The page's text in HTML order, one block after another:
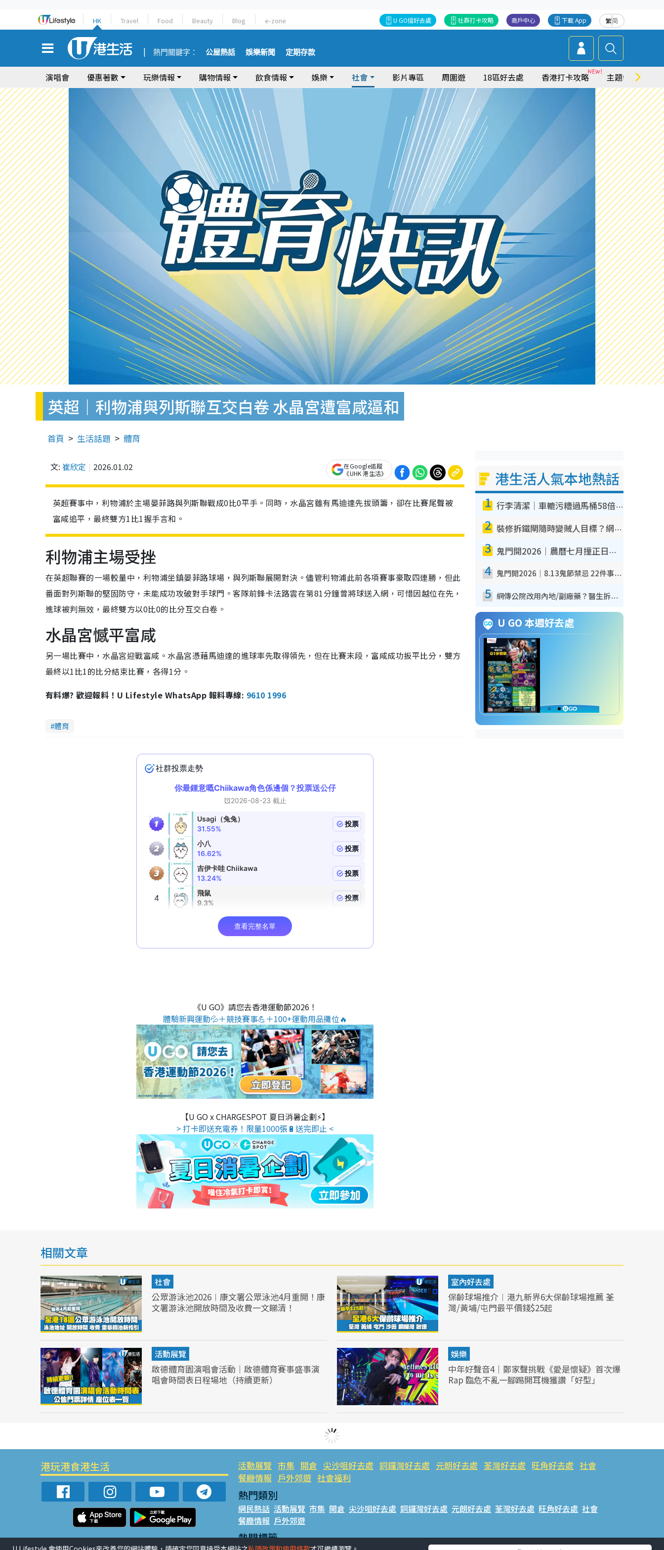
HK Travel Food Beauty Blog e-zone 繁简
下載 App
商戶中心
社群打卡攻略
U GO搵好去處
熱門關鍵字： 公屋熱話 娛樂新聞 定期存款
演唱會 優惠著數 玩樂情報 購物情報 飲食情報 娛樂 社會 影片專區 周圍遊 18區好去處 香港打卡攻略 主題特集
英超｜利物浦與列斯聯互交白卷 水晶宮遭富咸逼和
首頁 生活話題 體育
文: 崔欣定 2026.01.02
在Google追蹤
《UHK 港生活》
英超賽事中，利物浦於主場晏菲路與列斯聯戰成0比0平手。同時，水晶宮雖有馬迪達先拔頭籌，卻在比賽尾聲被
富咸追平，最終雙方1比1握手言和。
利物浦主場受挫
在英超聯賽的一場較量中，利物浦坐鎮晏菲路球場，與列斯聯展開對決。儘管利物浦此前各項賽事豪取四連勝，但此
番面對列斯聯的堅固防守，未能成功攻破對手球門。客隊前鋒卡法路雲在第81分鐘曾將球送入網，可惜因越位在先，
進球被判無效，最終雙方以0比0的比分互交白卷。
水晶宮憾平富咸
另一場比賽中，水晶宮迎戰富咸。水晶宮憑藉馬迪達的進球率先取得領先，但在比賽末段，富咸成功扳平比分，雙方
最終以1比1的比分結束比賽，各得1分。
有料爆? 歡迎報料！U Lifestyle WhatsApp 報料專線: 9610 1996
體育
《U GO》請您去香港運動節2026！
體驗新興運動💦＋競技賽事💪＋100+運動用品攤位🔥
【U GO x CHARGESPOT 夏日消暑企劃⚡】
> 打卡即送充電券！限量1000張🔋送完即止 <
港生活人氣本地熱話
1 行李清潔｜車轆污糟過馬桶58倍！專家警告忌用酒精抹 教1招免污手除菌
2 裝修拆鐵閘隨時變賊人目標？網民揭2大關鍵用途：裝新式等於白裝？附新舊鐵閘分別
3 鬼門開2026｜農曆七月撞正日全食特別邪？專家警告切忌做一事！揭4大禁忌+2招保平安
4 鬼門開2026｜8.13鬼節禁忌 22件事唔做得！燒肉、刺身要少食？半夜勿吹口哨/打呢個電話
5 網傳公院改用內地/副廠藥？醫生拆解正副廠分別 揭4類人換藥隨時出事
U GO 本週好去處
相關文章
社會
公眾游泳池2026︱康文署公眾泳池4月重開！康
文署游泳池開放時間及收費一文睇清！
室內好去處
保齡球場推介︱港九新界6大保齡球場推薦 荃
灣/黃埔/屯門最平價錢$25起
活動展覽
啟德體育園演唱會活動｜啟德體育賽事盛事演
唱會時間表日程場地（持續更新）
娛樂
中年好聲音4｜鄭家聲挑戰《愛是懷疑》首次爆
Rap 臨危不亂一腳踢開耳機獲讚「好型」
港玩港食港生活 活動展覽 市集 開倉 尖沙咀好去處 銅鑼灣好去處 元朗好去處 荃灣好去處 旺角好去處 社會
餐廳情報 戶外郊遊 社會福利
熱門類別
網民熱話 活動展覽 市集 開倉 尖沙咀好去處 銅鑼灣好去處 元朗好去處 荃灣好去處 旺角好去處 社會
餐廳情報 戶外郊遊
熱門標籤